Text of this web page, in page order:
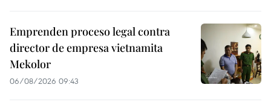
Emprenden proceso legal contra
director de empresa vietnamita
Mekolor
06/08/2026 09:43